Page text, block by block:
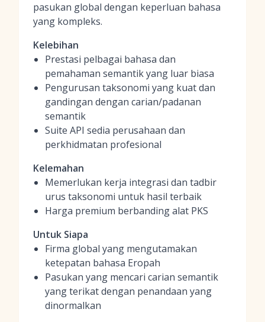
pasukan global dengan keperluan bahasa
yang kompleks.
Kelebihan
Prestasi pelbagai bahasa dan
pemahaman semantik yang luar biasa
Pengurusan taksonomi yang kuat dan
gandingan dengan carian/padanan
semantik
Suite API sedia perusahaan dan
perkhidmatan profesional
Kelemahan
Memerlukan kerja integrasi dan tadbir
urus taksonomi untuk hasil terbaik
Harga premium berbanding alat PKS
Untuk Siapa
Firma global yang mengutamakan
ketepatan bahasa Eropah
Pasukan yang mencari carian semantik
yang terikat dengan penandaan yang
dinormalkan